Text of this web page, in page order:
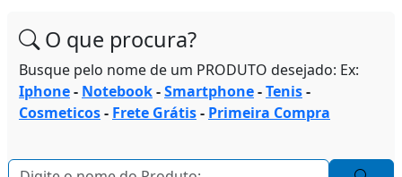
O que procura?
Busque pelo nome de um PRODUTO desejado: Ex:
Iphone- Notebook-Smartphone-Tenis-
Cosmeticos- Frete Grátis- Primeira Compra